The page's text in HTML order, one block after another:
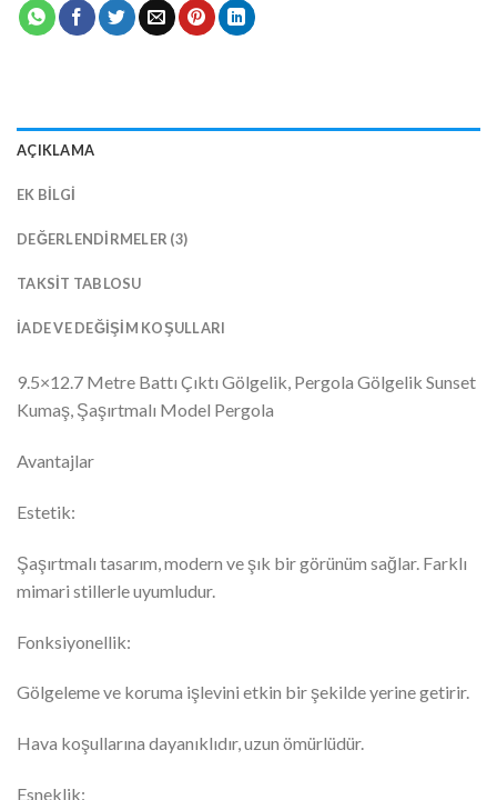
AÇIKLAMA
EK BILGI
DEĞERLENDIRMELER (3)
TAKSIT TABLOSU
İADE VE DEĞIŞIM KOŞULLARI
9.5×12.7 Metre Battı Çıktı Gölgelik, Pergola Gölgelik Sunset
Kumaş, Şaşırtmalı Model Pergola
Avantajlar
Estetik:
Şaşırtmalı tasarım, modern ve şık bir görünüm sağlar. Farklı
mimari stillerle uyumludur.
Fonksiyonellik:
Gölgeleme ve koruma işlevini etkin bir şekilde yerine getirir.
Hava koşullarına dayanıklıdır, uzun ömürlüdür.
Esneklik: